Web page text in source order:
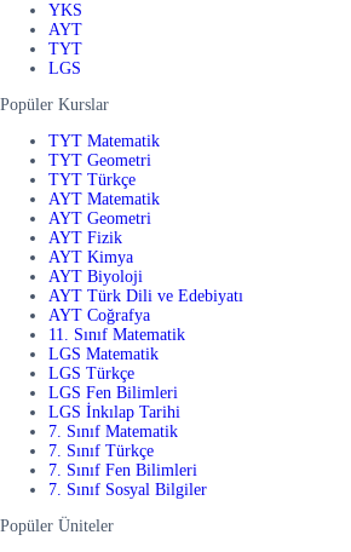
YKS
AYT
TYT
LGS
Popüler Kurslar
TYT Matematik
TYT Geometri
TYT Türkçe
AYT Matematik
AYT Geometri
AYT Fizik
AYT Kimya
AYT Biyoloji
AYT Türk Dili ve Edebiyatı
AYT Coğrafya
11. Sınıf Matematik
LGS Matematik
LGS Türkçe
LGS Fen Bilimleri
LGS İnkılap Tarihi
7. Sınıf Matematik
7. Sınıf Türkçe
7. Sınıf Fen Bilimleri
7. Sınıf Sosyal Bilgiler
Popüler Üniteler